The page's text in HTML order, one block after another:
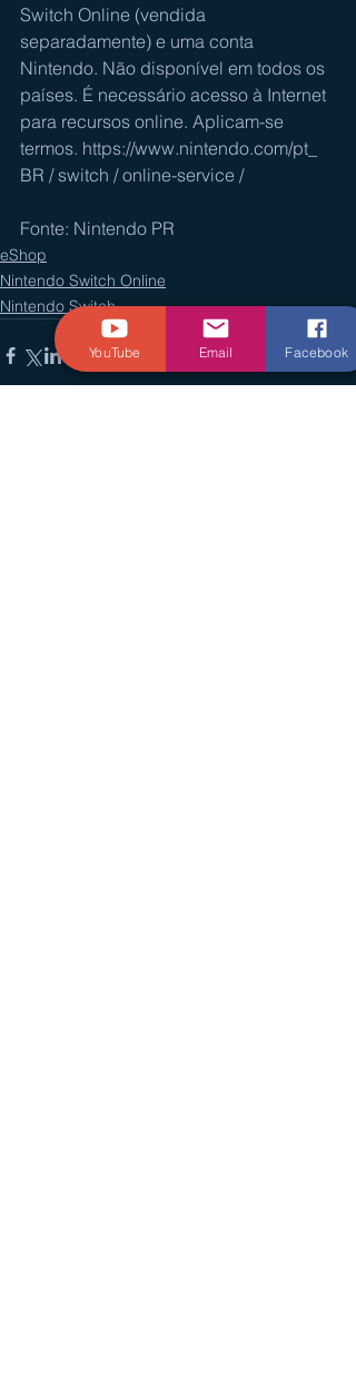
Switch Online (vendida
separadamente) e uma conta
Nintendo. Não disponível em todos os
países. É necessário acesso à Internet
para recursos online. Aplicam-se
termos. https://www.nintendo.com/pt_
BR / switch / online-service /
Fonte: Nintendo PR
eShop
Nintendo Switch Online
Nintendo Switch
YouTube Email Facebook